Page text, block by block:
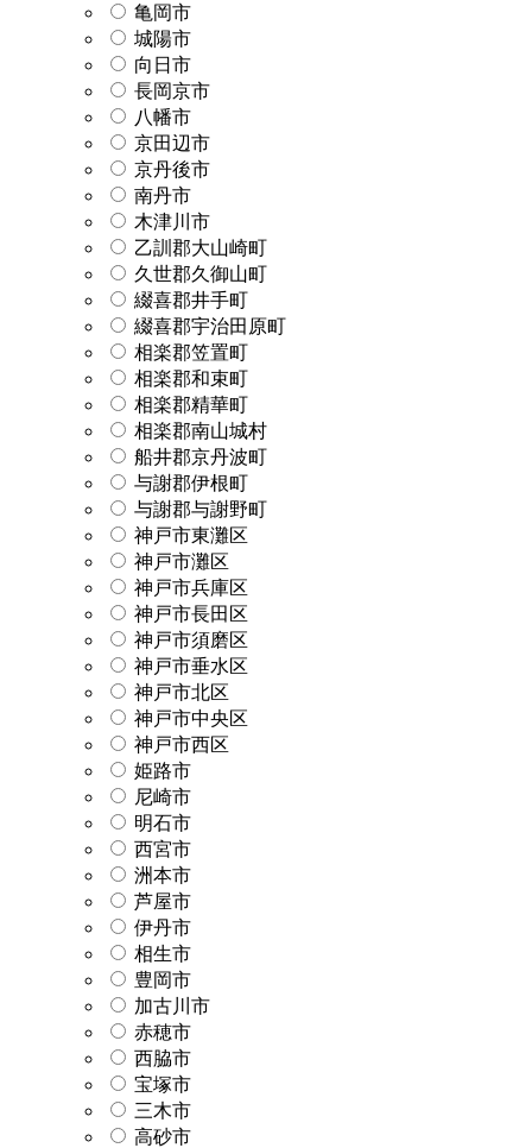
亀岡市
城陽市
向日市
長岡京市
八幡市
京田辺市
京丹後市
南丹市
木津川市
乙訓郡大山崎町
久世郡久御山町
綴喜郡井手町
綴喜郡宇治田原町
相楽郡笠置町
相楽郡和束町
相楽郡精華町
相楽郡南山城村
船井郡京丹波町
与謝郡伊根町
与謝郡与謝野町
神戸市東灘区
神戸市灘区
神戸市兵庫区
神戸市長田区
神戸市須磨区
神戸市垂水区
神戸市北区
神戸市中央区
神戸市西区
姫路市
尼崎市
明石市
西宮市
洲本市
芦屋市
伊丹市
相生市
豊岡市
加古川市
赤穂市
西脇市
宝塚市
三木市
高砂市